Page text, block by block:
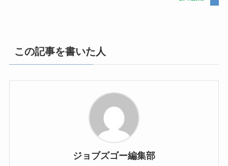
この記事を書いた人
ジョブズゴー編集部